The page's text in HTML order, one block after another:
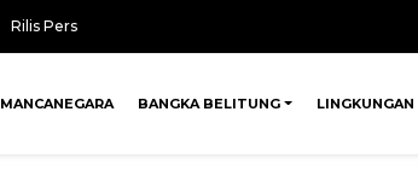
Rilis Pers
MANCANEGARA BANGKA BELITUNG LINGKUNGAN